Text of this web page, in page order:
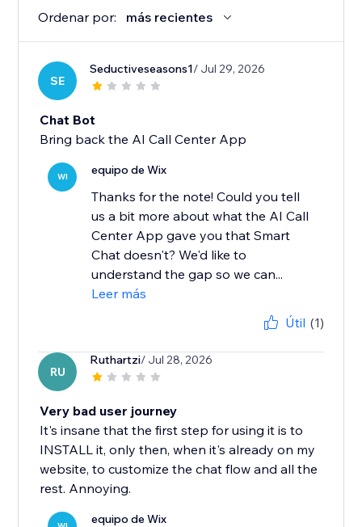
Ordenar por: más recientes
SE
Seductiveseasons1/ Jul 29, 2026
Chat Bot
Bring back the AI Call Center App
WI equipo de Wix
Thanks for the note! Could you tell
us a bit more about what the AI Call
Center App gave you that Smart
Chat doesn't? We'd like to
understand the gap so we can...
Leer más
Útil (1)
RU
Ruthartzi/ Jul 28, 2026
Very bad user journey
It's insane that the first step for using it is to
INSTALL it, only then, when it's already on my
website, to customize the chat flow and all the
rest. Annoying.
equipo de Wix